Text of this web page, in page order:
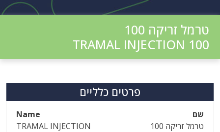
טרמל זריקה 100
TRAMAL INJECTION 100
פרטים כלליים
שם
Name
טרמל זריקה 100
TRAMAL INJECTION